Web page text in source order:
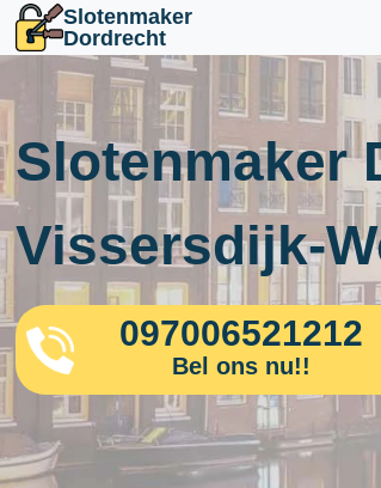
Slotenmaker
Dordrecht
Slotenmaker
Vissersdijk-
097006521212
Bel ons nu!!